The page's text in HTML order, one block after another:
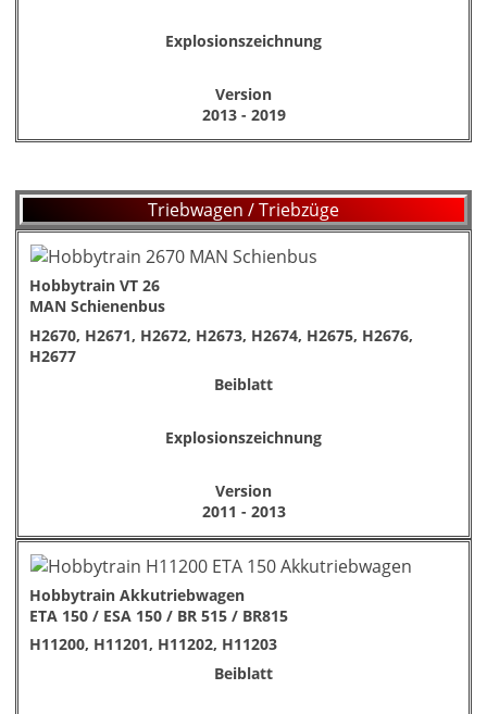
Explosionszeichnung
Version
2013 - 2019
Triebwagen / Triebzüge
Hobbytrain VT 26
MAN Schienenbus
H2670, H2671, H2672, H2673, H2674, H2675, H2676,
H2677
Beiblatt
Explosionszeichnung
Version
2011 - 2013
Hobbytrain Akkutriebwagen
ETA 150 / ESA 150 / BR 515 / BR815
H11200, H11201, H11202, H11203
Beiblatt